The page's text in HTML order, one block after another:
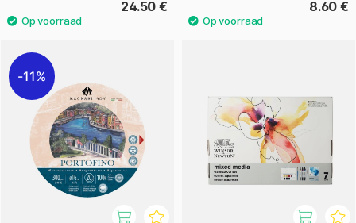
24.50 € 8.60 €
11%